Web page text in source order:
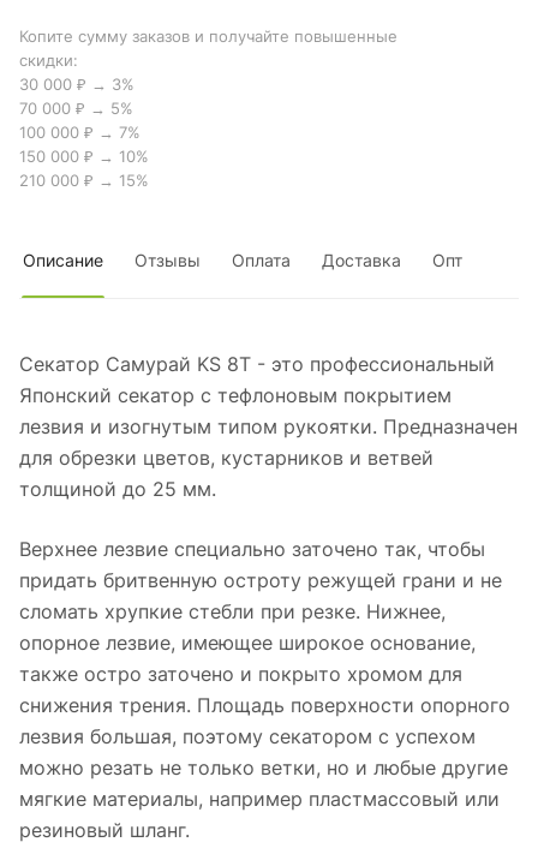
Копите сумму заказов и получайте повышенные
скидки:
30 000 ₽ → 3%
70 000 ₽ → 5%
100 000 ₽ → 7%
150 000 ₽ → 10%
210 000 ₽ → 15%
Описание Отзывы Оплата Доставка Опт
Секатор Самурай KS 8T - это профессиональный
Японский секатор с тефлоновым покрытием
лезвия и изогнутым типом рукоятки. Предназначен
для обрезки цветов, кустарников и ветвей
толщиной до 25 мм.
Верхнее лезвие специально заточено так, чтобы
придать бритвенную остроту режущей грани и не
сломать хрупкие стебли при резке. Нижнее,
опорное лезвие, имеющее широкое основание,
также остро заточено и покрыто хромом для
снижения трения. Площадь поверхности опорного
лезвия большая, поэтому секатором с успехом
можно резать не только ветки, но и любые другие
мягкие материалы, например пластмассовый или
резиновый шланг.